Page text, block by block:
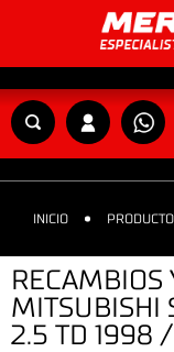
INICIO
RECAMBIOS
MITSUBISHI
2.5 TD 1998